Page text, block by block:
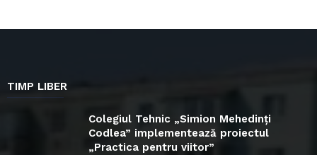
TIMP LIBER
Colegiul Tehnic „Simion Mehedinți
Codlea” implementează proiectul
„Practica pentru viitor”